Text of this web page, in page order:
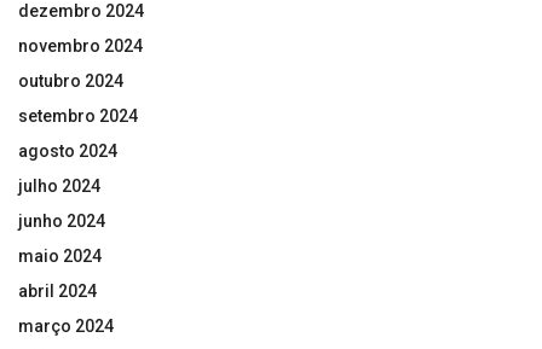
dezembro 2024
novembro 2024
outubro 2024
setembro 2024
agosto 2024
julho 2024
junho 2024
maio 2024
abril 2024
março 2024